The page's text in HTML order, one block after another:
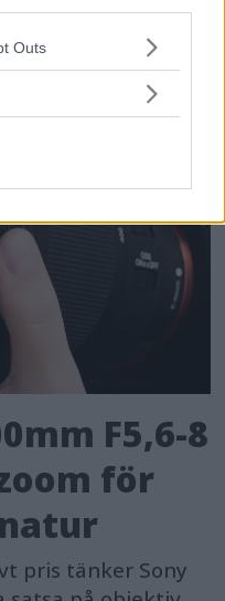
one or more Google
You may click to
in below Google
Outs
F5,6-8
för
pris tänker Sony